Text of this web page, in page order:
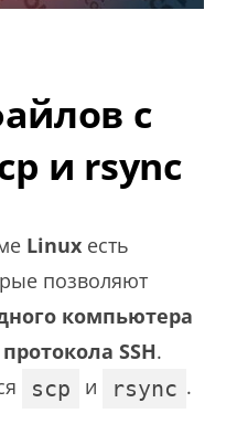
с
и rsync
Linux есть
позволяют
компьютера
протокола SSH.
scp и rsync .